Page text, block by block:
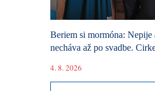
Beriem si mormóna:
necháva až po svadbe.
4. 8. 2026